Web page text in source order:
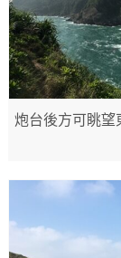
炮台後方可眺望